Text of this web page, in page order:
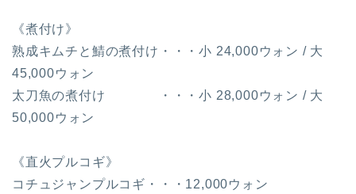
《煮付け》
熟成キムチと鯖の煮付け・・・小 24,000ウォン / 大
45,000ウォン
太刀魚の煮付け ・・・小 28,000ウォン / 大
50,000ウォン
《直火プルコギ》
コチュジャンプルコギ・・・12,000ウォン